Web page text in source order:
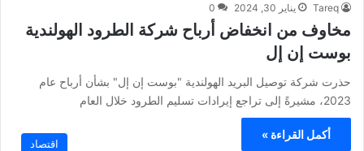
Tareq يناير 30, 2024 0
مخاوف من انخفاض أرباح شركة الطرود الهولندية
بوست إن إل
حذرت شركة توصيل البريد الهولندية "بوست إن إل" بشأن أرباح عام
2023، مشيرةً إلى تراجع إيرادات تسليم الطرود خلال العام
أكمل القراءة »
اقتصاد